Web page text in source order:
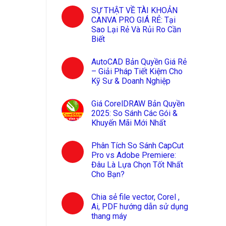
SỰ THẬT VỀ TÀI KHOẢN
CANVA PRO GIÁ RẺ: Tại
Sao Lại Rẻ Và Rủi Ro Cần
Biết
AutoCAD Bản Quyền Giá Rẻ
– Giải Pháp Tiết Kiệm Cho
Kỹ Sư & Doanh Nghiệp
Giá CorelDRAW Bản Quyền
2025: So Sánh Các Gói &
Khuyến Mãi Mới Nhất
Phân Tích So Sánh CapCut
Pro vs Adobe Premiere:
Đâu Là Lựa Chọn Tốt Nhất
Cho Bạn?
Chia sẻ file vector, Corel ,
Ai, PDF hướng dẫn sử dụng
thang máy